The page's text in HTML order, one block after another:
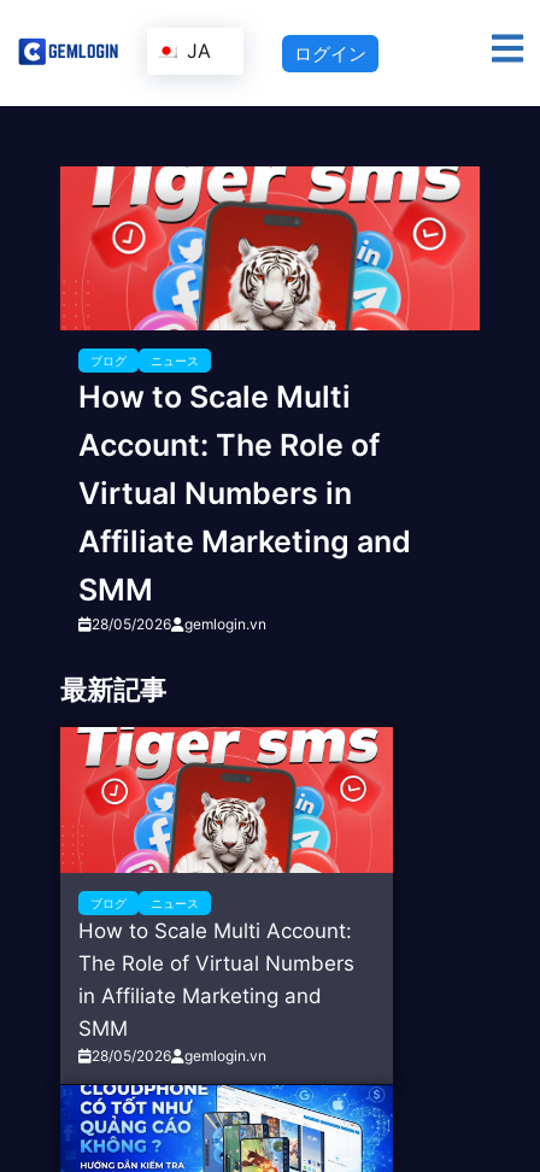
JA ログイン
ブログ ニュース
How to Scale Multi
Account: The Role of
Virtual Numbers in
Affiliate Marketing and
SMM
28/05/2026 gemlogin.vn
最新記事
ブログ ニュース
How to Scale Multi Account:
The Role of Virtual Numbers
in Affiliate Marketing and
SMM
28/05/2026 gemlogin.vn